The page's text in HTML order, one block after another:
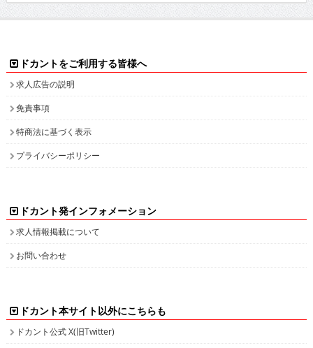
ドカントをご利用する皆様へ
求人広告の説明
免責事項
特商法に基づく表示
プライバシーポリシー
ドカント発インフォメーション
求人情報掲載について
お問い合わせ
ドカント本サイト以外にこちらも
ドカント公式 X(旧Twitter)